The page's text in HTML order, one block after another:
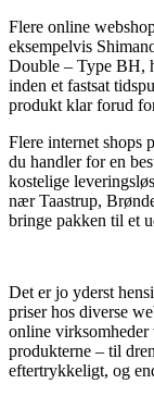
Flere online
eksempelvis
Double – Type BH,
inden et fastsat
produkt klar forud
Flere internet shops
du handler for en
kostelige
nær Taastrup,
bringe pakken til et
Det er jo yderst
priser hos diverse
online
produkterne – til
eftertrykkeligt, og